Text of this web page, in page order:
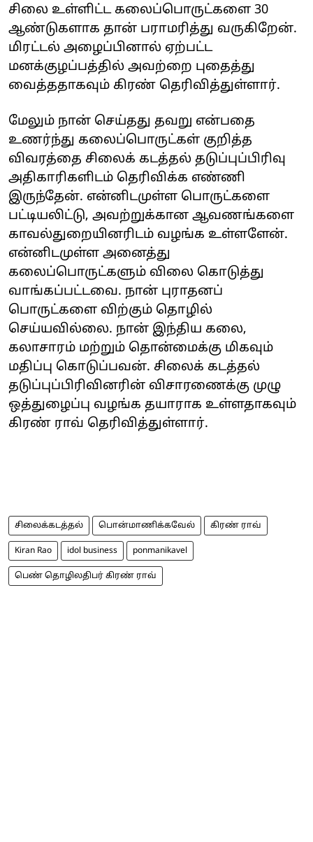
சிலை உள்ளிட்ட கலைப்பொருட்களை 30
ஆண்டுகளாக தான் பராமரித்து வருகிறேன்.
மிரட்டல் அழைப்பினால் ஏற்பட்ட
மனக்குழப்பத்தில் அவற்றை புதைத்து
வைத்ததாகவும் கிரண் தெரிவித்துள்ளார்.
மேலும் நான் செய்தது தவறு என்பதை
உணர்ந்து கலைப்பொருட்கள் குறித்த
விவரத்தை சிலைக் கடத்தல் தடுப்புப்பிரிவு
அதிகாரிகளிடம் தெரிவிக்க எண்ணி
இருந்தேன். என்னிடமுள்ள பொருட்களை
பட்டியலிட்டு, அவற்றுக்கான ஆவணங்களை
காவல்துறையினரிடம் வழங்க உள்ளளேன்.
என்னிடமுள்ள அனைத்து
கலைப்பொருட்களும் விலை கொடுத்து
வாங்கப்பட்டவை. நான் புராதனப்
பொருட்களை விற்கும் தொழில்
செய்யவில்லை. நான் இந்திய கலை,
கலாசாரம் மற்றும் தொன்மைக்கு மிகவும்
மதிப்பு கொடுப்பவன். சிலைக் கடத்தல்
தடுப்புப்பிரிவினரின் விசாரணைக்கு முழு
ஒத்துழைப்பு வழங்க தயாராக உள்ளதாகவும்
கிரண் ராவ் தெரிவித்துள்ளார்.
சிலைக்கடத்தல் பொன்மாணிக்கவேல் கிரண் ராவ்
Kiran Rao idol business ponmanikavel
பெண் தொழிலதிபர் கிரண் ராவ்